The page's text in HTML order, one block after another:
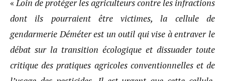
«Loin de protéger les agriculteurs contre les infractions
dont ils pourraient être victimes, la cellule de
gendarmerie Déméter est un outil qui vise à entraver le
débat sur la transition écologique et dissuader toute
critique des pratiques agricoles conventionnelles et de